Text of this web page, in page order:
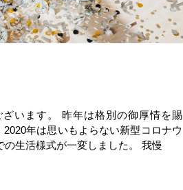
います。 昨年は格別の御厚情を賜
年は思いもよらない新型コロナウ
生活様式が一変しました。 我慢